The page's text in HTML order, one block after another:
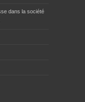
dans la société